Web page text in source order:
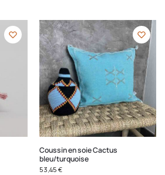
Coussin en soie Cactus
bleu/turquoise
53,45 €